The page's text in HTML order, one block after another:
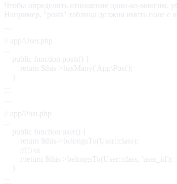
Чтобы определить отношение один-ко-многим,
Например, "posts" таблица должна иметь поле с
// app/User.php
public function posts() {
return $this->hasMany('App\Post');
// app/Post.php
public function user() {
return $this->belongsTo(User::class);
//(!) or
//return $this->belongsTo(User::class, 'user_id');